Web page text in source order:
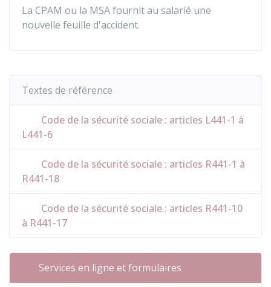
La CPAM ou la MSA fournit au salarié une
nouvelle feuille d'accident.
Textes de référence
Code de la sécurité sociale : articles L441-1 à
L441-6
Code de la sécurité sociale : articles R441-1 à
R441-18
Code de la sécurité sociale : articles R441-10
à R441-17
Services en ligne et formulaires